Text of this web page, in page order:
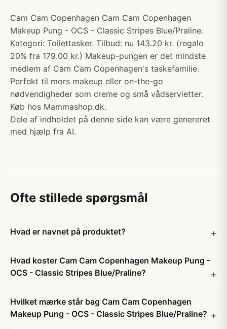
Cam Cam Copenhagen Cam Cam Copenhagen
Makeup Pung - OCS - Classic Stripes Blue/Praline.
Kategori: Toilettasker. Tilbud: nu 143.20 kr. (regalo
20% fra 179.00 kr.) Makeup-pungen er det mindste
medlem af Cam Cam Copenhagen's taskefamilie.
Perfekt til mors makeup eller on-the-go
nødvendigheder som creme og små vådservietter.
Køb hos Mammashop.dk.
Dele af indholdet på denne side kan være genereret
med hjælp fra AI.
Ofte stillede spørgsmål
Hvad er navnet på produktet?
Hvad koster Cam Cam Copenhagen Makeup Pung -
OCS - Classic Stripes Blue/Praline?
Hvilket mærke står bag Cam Cam Copenhagen
Makeup Pung - OCS - Classic Stripes Blue/Praline?